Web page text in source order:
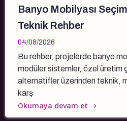
Banyo Mobilyası
Teknik Rehber
04/08/2026
Bu rehber, projelerde banyo
modüler sistemler, özel üretim
alternatifler üzerinden teknik,
karş
Okumaya devam et